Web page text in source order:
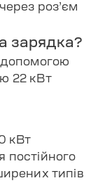
роз’єм
зарядка?
допомогою
22 кВт
кВт
постійного
типів